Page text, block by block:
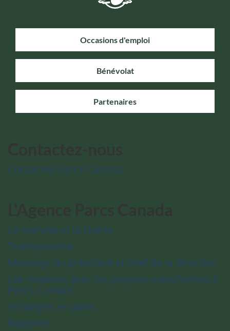
Occasions d'emploi
Bénévolat
Partenaires
Contactez Parcs Canada
Le mandat et la charte
Transparence
Message du président et chef de la direction
Les relations avec les peuples autochtones à
Parcs Canada
Stratégies et plans
Rapports